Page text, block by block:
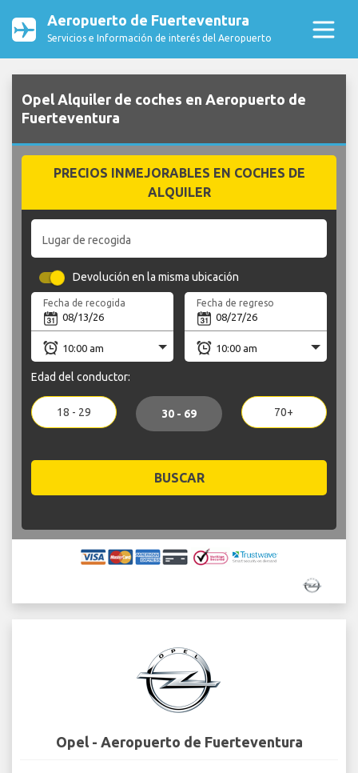
Aeropuerto de Fuerteventura
Servicios e Información de interés del Aeropuerto
Opel Alquiler de coches en Aeropuerto de
Fuerteventura
PRECIOS INMEJORABLES EN COCHES DE
ALQUILER
Lugar de recogida
Devolución en la misma ubicación
Fecha de recogida Fecha de regreso
Edad del conductor:
18 - 29 30 - 69 70+
BUSCAR
Opel - Aeropuerto de Fuerteventura